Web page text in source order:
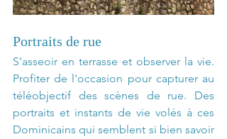
Portraits de rue
S'asseoir en terrasse et observer la vie.
Profiter de l'occasion pour capturer au
téléobjectif des scènes de rue. Des
portraits et instants de vie volés à ces
Dominicains qui semblent si bien savoir